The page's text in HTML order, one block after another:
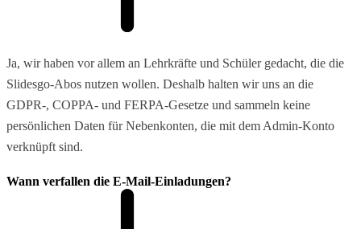
Ja, wir haben vor allem an Lehrkräfte und Schüler gedacht, die die
Slidesgo-Abos nutzen wollen. Deshalb halten wir uns an die
GDPR-, COPPA- und FERPA-Gesetze und sammeln keine
persönlichen Daten für Nebenkonten, die mit dem Admin-Konto
verknüpft sind.
Wann verfallen die E-Mail-Einladungen?